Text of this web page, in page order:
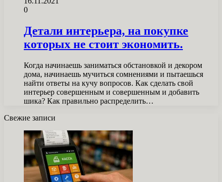
0
Детали интерьера, на покупке
которых не стоит экономить.
Когда начинаешь заниматься обстановкой и декором
дома, начинаешь мучиться сомнениями и пытаешься
найти ответы на кучу вопросов. Как сделать свой
интерьер совершенным и совершенным и добавить
шика? Как правильно распределить…
Свежие записи